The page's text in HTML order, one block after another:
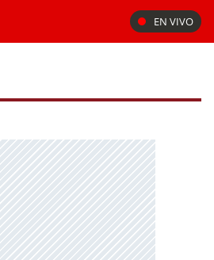
EN VIVO